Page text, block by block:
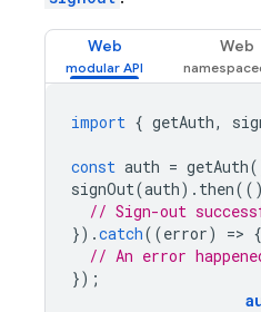
Web Web
import { getAuth,
const auth = getAuth
signOut(auth). then(()
// Sign-out
}).catch((error) => {
// An error
});